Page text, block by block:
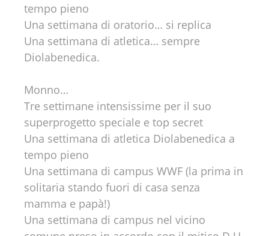
tempo pieno
Una settimana di oratorio… si replica
Una settimana di atletica… sempre
Diolabenedica.
Monno…
Tre settimane intensissime per il suo
superprogetto speciale e top secret
Una settimana di atletica Diolabenedica a
tempo pieno
Una settimana di campus WWF (la prima in
solitaria stando fuori di casa senza
mamma e papà!)
Una settimana di campus nel vicino